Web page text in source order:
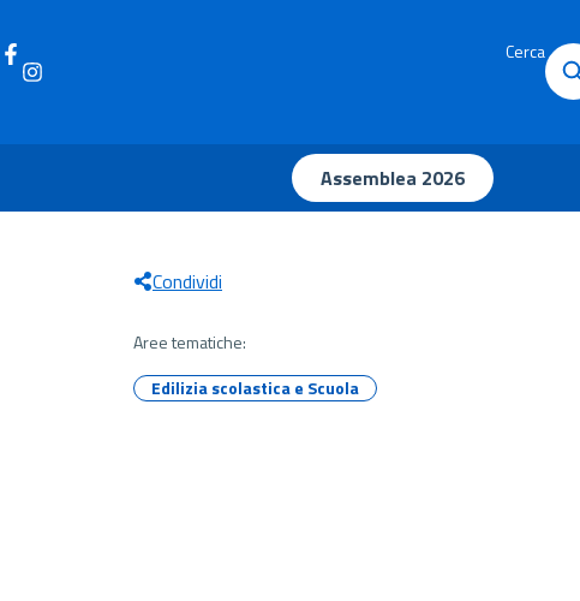
Cerca
Assemblea 2026
Condividi
Aree tematiche:
Edilizia scolastica e Scuola